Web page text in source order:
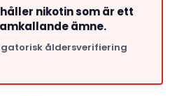
nikotin som är ett
ämne.
åldersverifiering